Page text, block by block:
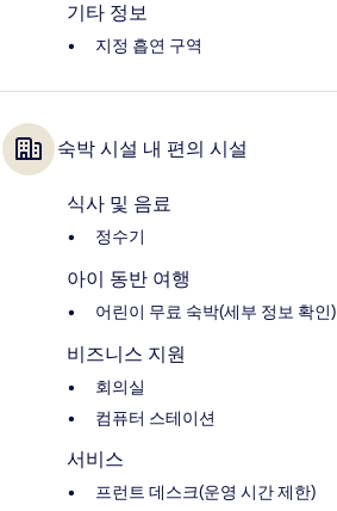
기타 정보
지정 흡연 구역
숙박 시설 내 편의 시설
식사 및 음료
정수기
아이 동반 여행
어린이 무료 숙박(세부 정보 확인)
비즈니스 지원
회의실
컴퓨터 스테이션
서비스
프런트 데스크(운영 시간 제한)